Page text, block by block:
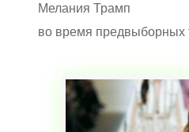
Мелания Трамп
во время предвыборных